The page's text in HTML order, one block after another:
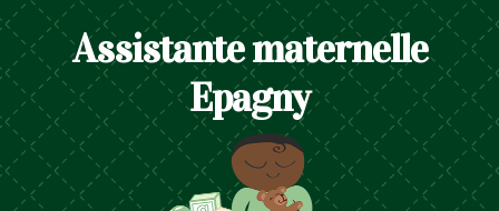
Assistante maternelle
Epagny